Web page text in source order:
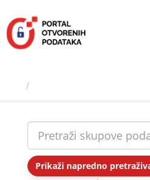
sadržaj
Prikaži napredno